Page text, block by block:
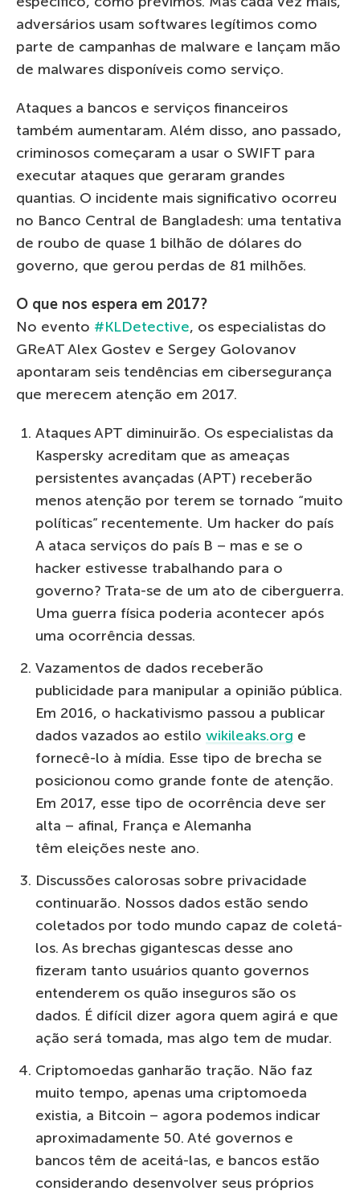
adversários usam softwares legítimos como
parte de campanhas de malware e lançam mão
de malwares disponíveis como serviço.
Ataques a bancos e serviços financeiros
também aumentaram. Além disso, ano passado,
criminosos começaram a usar o SWIFT para
executar ataques que geraram grandes
quantias. O incidente mais significativo ocorreu
no Banco Central de Bangladesh: uma tentativa
de roubo de quase 1 bilhão de dólares do
governo, que gerou perdas de 81 milhões.
O que nos espera em 2017?
No evento #KLDetective, os especialistas do
GReAT Alex Gostev e Sergey Golovanov
apontaram seis tendências em cibersegurança
que merecem atenção em 2017.
Ataques APT diminuirão. Os especialistas da
Kaspersky acreditam que as ameaças
persistentes avançadas (APT) receberão
menos atenção por terem se tornado “muito
políticas” recentemente. Um hacker do país
A ataca serviços do país B – mas e se o
hacker estivesse trabalhando para o
governo? Trata-se de um ato de ciberguerra.
Uma guerra física poderia acontecer após
uma ocorrência dessas.
Vazamentos de dados receberão
publicidade para manipular a opinião pública.
Em 2016, o hackativismo passou a publicar
dados vazados ao estilo wikileaks.org e
fornecê-lo à mídia. Esse tipo de brecha se
posicionou como grande fonte de atenção.
Em 2017, esse tipo de ocorrência deve ser
alta – afinal, França e Alemanha
têm eleições neste ano.
Discussões calorosas sobre privacidade
continuarão. Nossos dados estão sendo
coletados por todo mundo capaz de coletá-
los. As brechas gigantescas desse ano
fizeram tanto usuários quanto governos
entenderem os quão inseguros são os
dados. É difícil dizer agora quem agirá e que
ação será tomada, mas algo tem de mudar.
Criptomoedas ganharão tração. Não faz
muito tempo, apenas uma criptomoeda
existia, a Bitcoin – agora podemos indicar
aproximadamente 50. Até governos e
bancos têm de aceitá-las, e bancos estão
considerando desenvolver seus próprios